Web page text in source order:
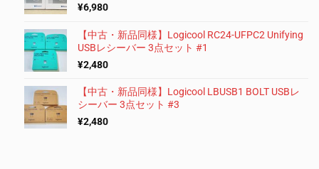
¥6,980
【中古・新品同様】Logicool RC24-UFPC2 Unifying
USBレシーバー 3点セット #1
¥2,480
【中古・新品同様】Logicool LBUSB1 BOLT USBレ
シーバー 3点セット #3
¥2,480